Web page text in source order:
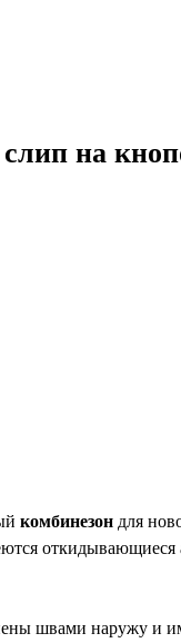
на
комбинезон для
откидывающиеся
швами наружу и